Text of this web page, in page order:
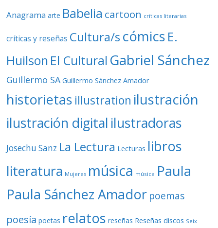
Anagrama arte Babelia cartoon críticas literarias
críticas y reseñas Cultura/s cómics E.
Huilson El Cultural Gabriel Sánchez
Guillermo SA Guillermo Sánchez Amador
historietas illustration ilustración
ilustración digital ilustradoras
Josechu Sanz La Lectura Lecturas libros
literatura Mujeres música música Paula
Paula Sánchez Amador poemas
poesía poetas relatos reseñas Reseñas discos Seix